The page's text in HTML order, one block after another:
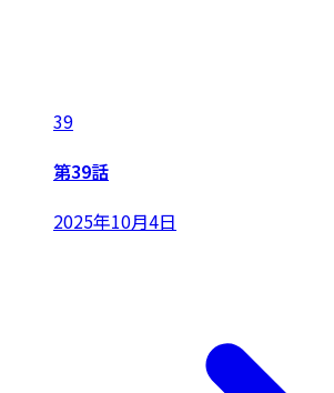
39
第39話
2025年10月4日